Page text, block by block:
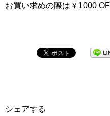
お買い求めの際は￥1000
シェアする